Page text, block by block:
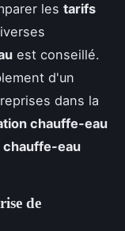
les tarifs
est conseillé.
d'un
dans la
chauffe-eau
chauffe-eau
de